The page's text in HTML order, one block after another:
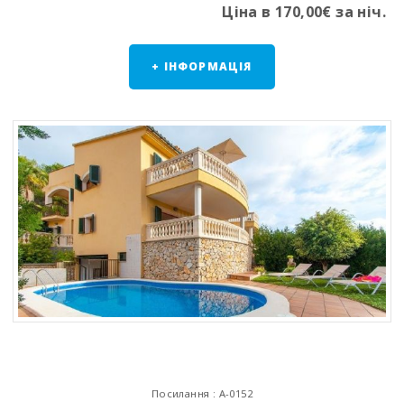
Ціна в 170,00€ за ніч.
+ ІНФОРМАЦІЯ
Посилання : A-0152